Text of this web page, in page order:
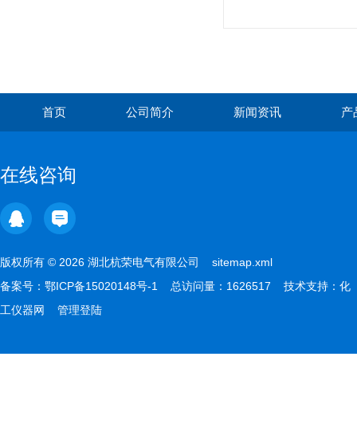
首页 公司简介 新闻资讯 产
在线咨询
版权所有 © 2026 湖北杭荣电气有限公司 sitemap.xml
备案号： 鄂ICP备15020148号-1 总访问量：1626517 技术支持： 化
工仪器网
管理登陆